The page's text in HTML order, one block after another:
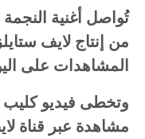
تُواصل أغنية النجمة
من إنتاج لايف ستايلز
المشاهدات على
وتخطى فيديو كليب
مشاهدة عبر قناة